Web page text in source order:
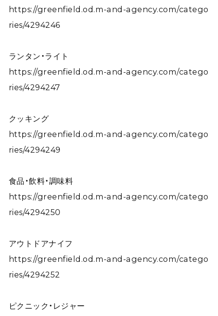
https://greenfield.od.m-and-agency.com/catego
ries/4294246
ランタン・ライト
https://greenfield.od.m-and-agency.com/catego
ries/4294247
クッキング
https://greenfield.od.m-and-agency.com/catego
ries/4294249
食品・飲料・調味料
https://greenfield.od.m-and-agency.com/catego
ries/4294250
アウトドアナイフ
https://greenfield.od.m-and-agency.com/catego
ries/4294252
ピクニック・レジャー